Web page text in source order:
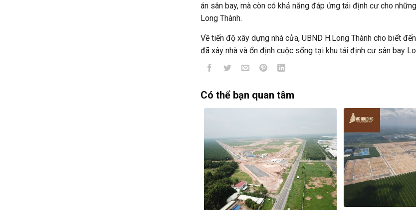
án sân bay, mà còn có khả năng đáp ứng tái định cư cho
Long Thành.
Về tiến độ xây dựng nhà cửa, UBND H.Long Thành cho biết
đã xây nhà và ổn định cuộc sống tại khu tái định cư sân bay
Có thể bạn quan tâm